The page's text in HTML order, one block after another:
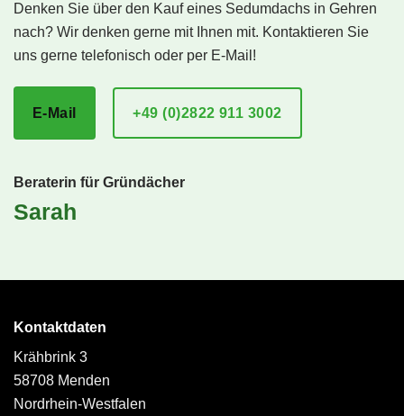
Denken Sie über den Kauf eines Sedumdachs in Gehren
nach? Wir denken gerne mit Ihnen mit. Kontaktieren Sie
uns gerne telefonisch oder per E-Mail!
E-Mail +49 (0)2822 911 3002
Beraterin für Gründächer
Sarah
Kontaktdaten
Krähbrink 3
58708 Menden
Nordrhein-Westfalen